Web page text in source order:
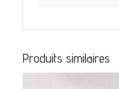
Produits similaires